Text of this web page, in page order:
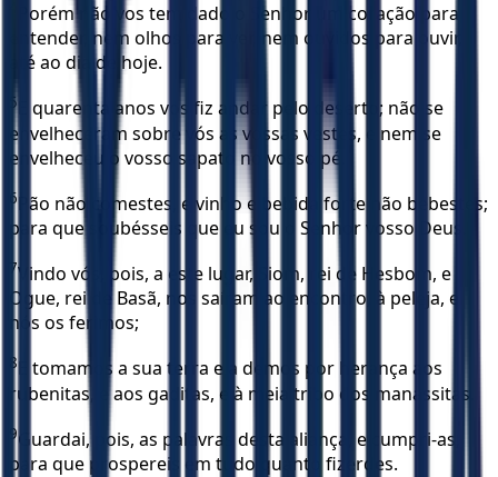
Porém não vos tem dado o Senhor um coração para
entender, nem olhos para ver, nem ouvidos para ouvir,
até ao dia de hoje.
5
E quarenta anos vos fiz andar pelo deserto; não se
envelheceram sobre vós as vossas vestes, e nem se
envelheceu o vosso sapato no vosso pé.
6
Pão não comestes, e vinho e bebida forte não bebestes;
para que soubésseis que eu sou o Senhor vosso Deus.
7Vindo vós, pois, a este lugar, Siom, rei de Hesbom, e
Ogue, rei de Basã, nos saíram ao encontro, à peleja, e
nós os ferimos;
8
E tomamos a sua terra e a demos por herança aos
rubenitas, e aos gaditas, e à meia tribo dos manassitas.
9Guardai, pois, as palavras desta aliança, e cumpri-as,
para que prospereis em tudo quanto fizerdes.